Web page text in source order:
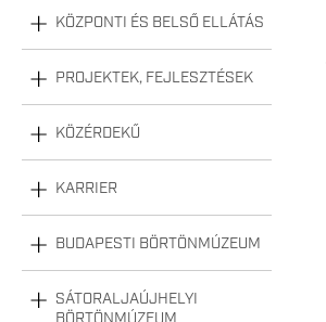
KÖZPONTI ÉS BELSŐ ELLÁTÁS
PROJEKTEK, FEJLESZTÉSEK
KÖZÉRDEKŰ
KARRIER
BUDAPESTI BÖRTÖNMÚZEUM
SÁTORALJAÚJHELYI